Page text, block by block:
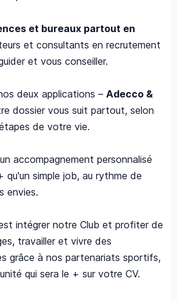
et bureaux partout en
et consultants en recrutement
et vous conseiller.
deux applications – Adecco &
dossier vous suit partout, selon
de votre vie.
accompagnement personnalisé
qu'un simple job, au rythme de
envies.
intégrer notre Club et profiter de
travailler et vivre des
grâce à nos partenariats sportifs,
qui sera le + sur votre CV.